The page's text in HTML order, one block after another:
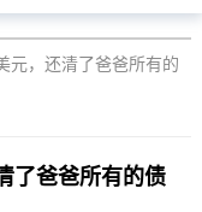
元，还清了爸爸所有的
了爸爸所有的债